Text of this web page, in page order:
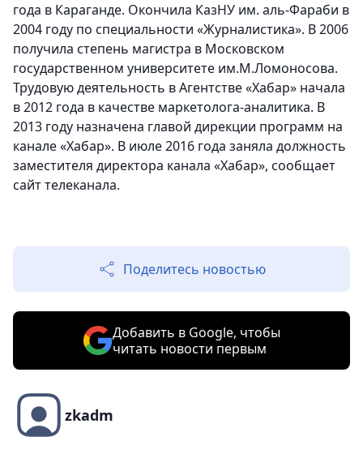
года в Караганде. Окончила КазНУ им. аль-Фараби в
2004 году по специальности «Журналистика». В 2006
получила степень магистра в Московском
государственном университете им.М.Ломоносова.
Трудовую деятельность в Агентстве «Хабар» начала
в 2012 года в качестве маркетолога-аналитика. В
2013 году назначена главой дирекции программ на
канале «Хабар». В июле 2016 года заняла должность
заместителя директора канала «Хабар», сообщает
сайт телеканала.
Поделитесь новостью
Добавить в Google, чтобы
читать новости первым
zkadm